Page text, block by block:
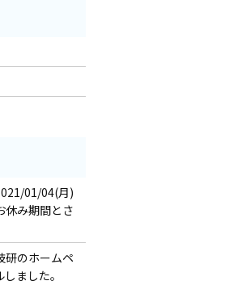
01/04(月)
休み期間とさ
研のホームペ
ました。